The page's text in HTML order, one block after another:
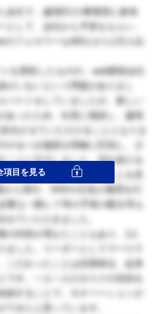
会社で、越境ECの事業部に参加
として、会社から予算をもらい、
のフォロワーも600人から1万人以
を買収したものの、web開発会社
がいないという問題がありまし
バイトをしていましたが、新しい
あったため、社長に相談し、越境
当させていただけることとなりま
やるべき施策を明確に区別し、少
ことに注力しました。売れ続ける
精度高く、深く実行することを意
ら実行、SNSや広告の運用を行
要な一眼レフ等の予算の配分等も
せていただきました。
の内容が増えたこともあり、2人
ました。リーダーとしてマーケテ
こだわったことは目標単位、起承
です。一人一人のタスクの目的を
頼することで、モチベーションが
できたと思っています。
項目を見る